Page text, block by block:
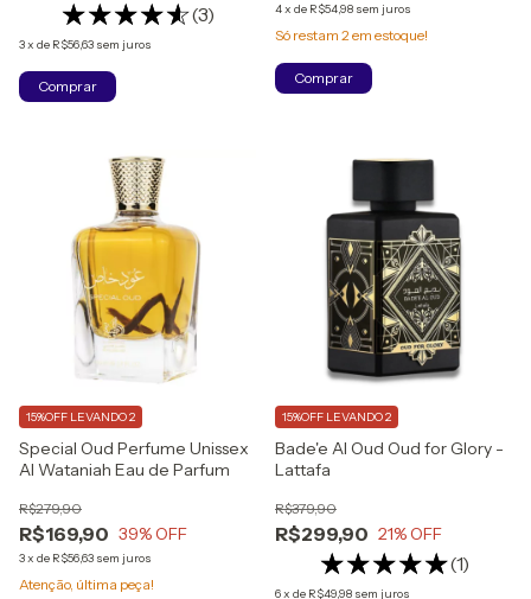
(3)
3x de R$56,63 sem juros
Comprar
4x de R$54,98 sem juros
Só restam 2em estoque!
Special Oud Perfume Unissex
Al Wataniah Eau de Parfum
R$169,90
R$279,90
39% OFF
3x de R$56,63 sem juros
15%OFF LEVANDO 2
Atenção, última peça!
Bade'e Al Oud Oud for Glory -
Lattafa
R$299,90
R$379,90
21% OFF
(1)
6x de R$49,98 sem juros
15%OFF LEVANDO 2